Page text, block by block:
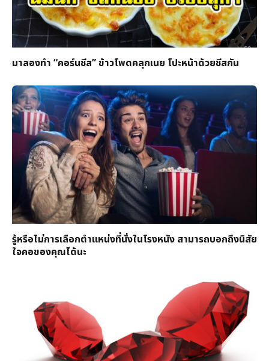
มาลองทำ “คอร์นชีส” ข้าวโพดคลุกเนย โปะหน้าด้วยชีสกัน
รู้หรือไม่การเลือกตำแหน่งที่นั่งในโรงหนัง สามารถบอกถึงนิสัย
ใจคอของคุณได้นะ